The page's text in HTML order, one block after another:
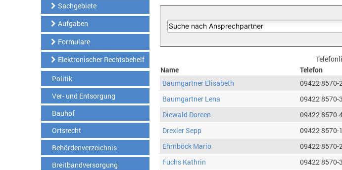
Sachgebiete
Aufgaben
Formulare
Elektronischer Rechtsbehelf
Politik
Ver- und Entsorgung
Bauhof
Ortsrecht
Behördenverzeichnis
Breitbandversorgung
Name
Telefon
Baumgartner Elisabeth
09422 8570-
Baumgartner Lena
09422 8570-
Diewald Doreen
09422 8570-
Drexler Sepp
09422 8570-
Ehrnböck Mario
09422 8570-
Fuchs Kathrin
09422 8570-